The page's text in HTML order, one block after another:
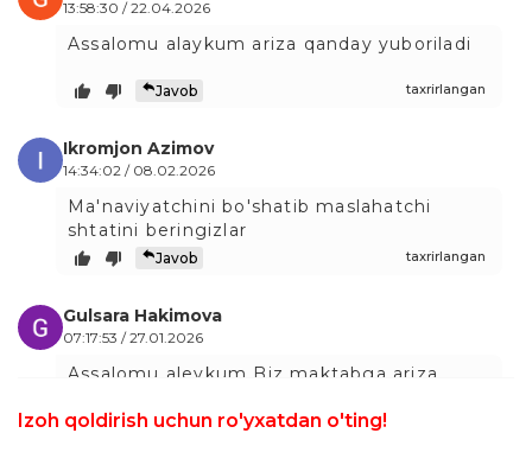
13:58:30 / 22.04.2026
Assalomu alaykum ariza qanday yuboriladi
taxrirlangan
Javob
Ikromjon Azimov
14:34:02 / 08.02.2026
Ma'naviyatchini bo'shatib maslahatchi
shtatini beringizlar
taxrirlangan
Javob
Gulsara Hakimova
07:17:53 / 27.01.2026
Assalomu aleykum Biz maktabga ariza
Ishsiz yurgan diplomi borlar bilmaydiku
Izoh qoldirish uchun ro'yxatdan o'ting!